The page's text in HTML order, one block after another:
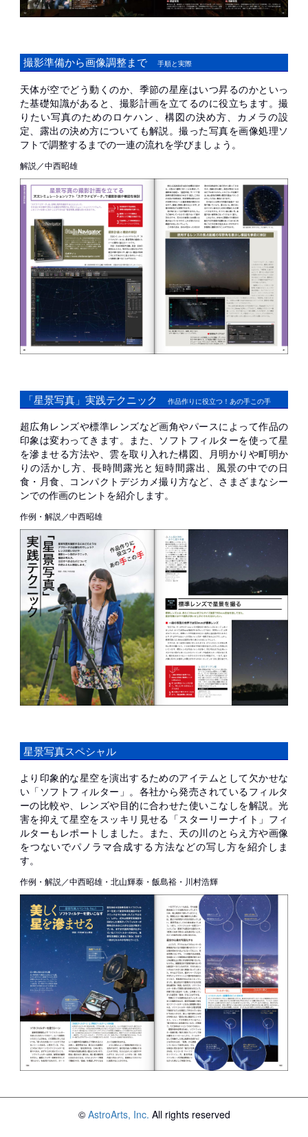
撮影準備から画像調整まで 手順と実際
天体が空でどう動くのか、季節の星座はいつ昇るのかといっ
た基礎知識があると、撮影計画を立てるのに役立ちます。撮
りたい写真のためのロケハン、構図の決め方、カメラの設
定、露出の決め方についても解説。撮った写真を画像処理ソ
フトで調整するまでの一連の流れを学びましょう。
解説／中西昭雄
「星景写真」実践テクニック 作品作りに役立つ！あの手この手
超広角レンズや標準レンズなど画角やパースによって作品の
印象は変わってきます。また、ソフトフィルターを使って星
を滲ませる方法や、雲を取り入れた構図、月明かりや町明か
りの活かし方、長時間露光と短時間露出、風景の中での日
食・月食、コンパクトデジカメ撮り方など、さまざまなシー
ンでの作画のヒントを紹介します。
作例・解説／中西昭雄
星景写真スペシャル
より印象的な星空を演出するためのアイテムとして欠かせな
い「ソフトフィルター」。各社から発売されているフィルタ
ーの比較や、レンズや目的に合わせた使いこなしを解説。光
害を抑えて星空をスッキリ見せる「スターリーナイト」フィ
ルターもレポートしました。また、天の川のとらえ方や画像
をつないでパノラマ合成する方法などの写し方を紹介しま
す。
作例・解説／中西昭雄・北山輝泰・飯島裕・川村浩輝
© AstroArts, Inc. All rights reserved